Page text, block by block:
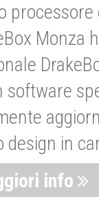
processore
Monza
software
design in
info